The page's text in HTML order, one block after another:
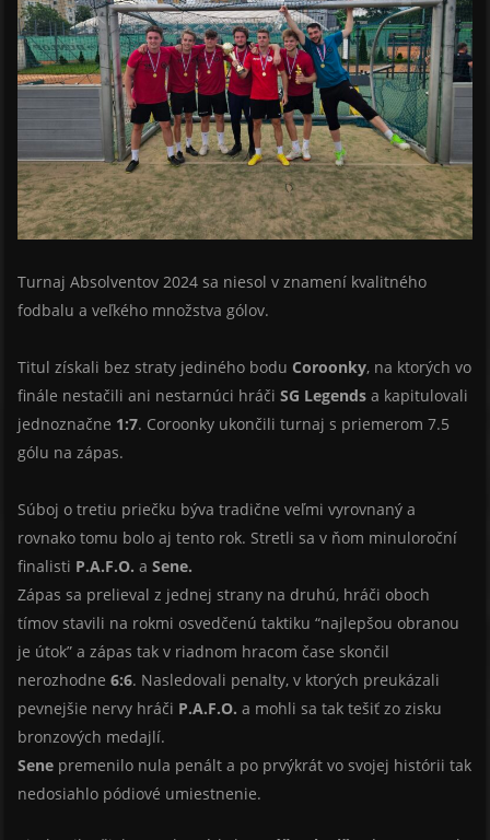
Turnaj Absolventov 2024 sa niesol v znamení kvalitného
fodbalu a veľkého množstva gólov.
Titul získali bez straty jediného bodu Coroonky, na ktorých vo
finále nestačili ani nestarnúci hráči SG Legendsa kapitulovali
jednoznačne 1:7. Coroonky ukončili turnaj s priemerom 7.5
gólu na zápas.
Súboj o tretiu priečku býva tradične veľmi vyrovnaný a
rovnako tomu bolo aj tento rok. Stretli sa v ňom minuloroční
finalisti P.A.F.O. a Sene.
Zápas sa prelieval z jednej strany na druhú, hráči oboch
tímov stavili na rokmi osvedčenú taktiku “najlepšou obranou
je útok” a zápas tak v riadnom hracom čase skončil
nerozhodne 6:6. Nasledovali penalty, v ktorých preukázali
pevnejšie nervy hráči P.A.F.O. a mohli sa tak tešiť zo zisku
bronzových medajlí.
Senepremenilo nula penált a po prvýkrát vo svojej histórii tak
nedosiahlo pódiové umiestnenie.